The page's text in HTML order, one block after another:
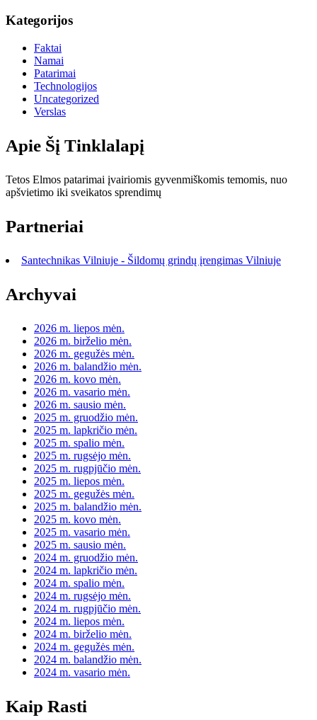
Kategorijos
Faktai
Namai
Patarimai
Technologijos
Uncategorized
Verslas
Apie Šį Tinklalapį
Tetos Elmos patarimai įvairiomis gyvenmiškomis temomis, nuo
apšvietimo iki sveikatos sprendimų
Partneriai
Santechnikas Vilniuje - Šildomų grindų įrengimas Vilniuje
Archyvai
2026 m. liepos mėn.
2026 m. birželio mėn.
2026 m. gegužės mėn.
2026 m. balandžio mėn.
2026 m. kovo mėn.
2026 m. vasario mėn.
2026 m. sausio mėn.
2025 m. gruodžio mėn.
2025 m. lapkričio mėn.
2025 m. spalio mėn.
2025 m. rugsėjo mėn.
2025 m. rugpjūčio mėn.
2025 m. liepos mėn.
2025 m. gegužės mėn.
2025 m. balandžio mėn.
2025 m. kovo mėn.
2025 m. vasario mėn.
2025 m. sausio mėn.
2024 m. gruodžio mėn.
2024 m. lapkričio mėn.
2024 m. spalio mėn.
2024 m. rugsėjo mėn.
2024 m. rugpjūčio mėn.
2024 m. liepos mėn.
2024 m. birželio mėn.
2024 m. gegužės mėn.
2024 m. balandžio mėn.
2024 m. vasario mėn.
Kaip Rasti